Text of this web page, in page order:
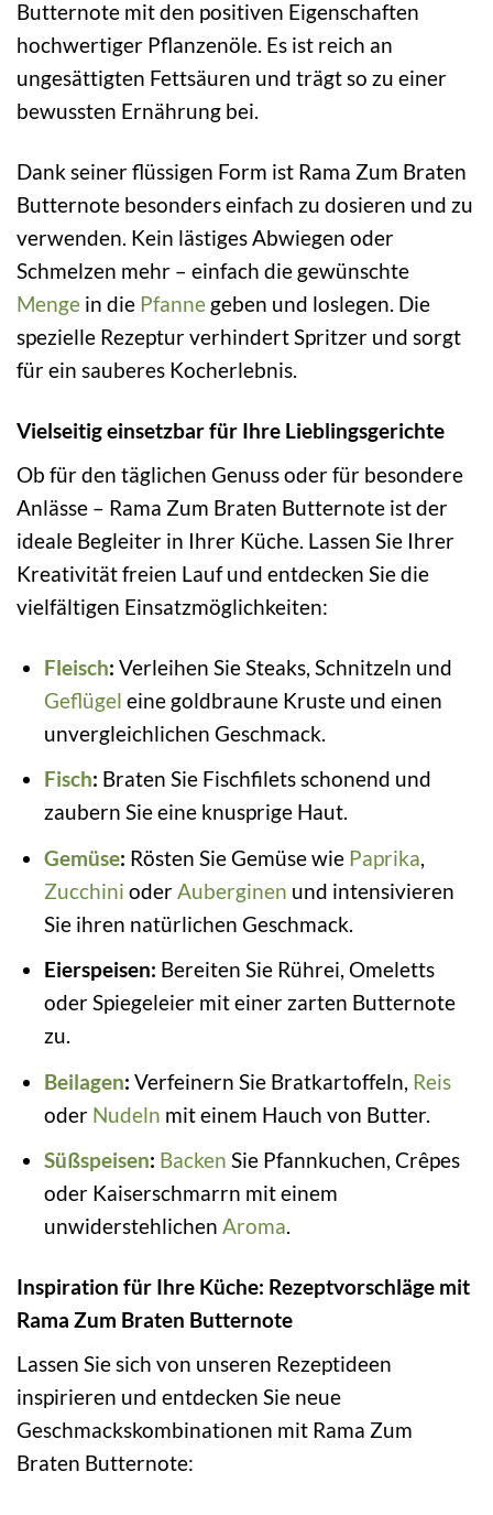
Butternote mit den positiven Eigenschaften
hochwertiger Pflanzenöle. Es ist reich an
ungesättigten Fettsäuren und trägt so zu einer
bewussten Ernährung bei.
Dank seiner flüssigen Form ist Rama Zum Braten
Butternote besonders einfach zu dosieren und zu
verwenden. Kein lästiges Abwiegen oder
Schmelzen mehr – einfach die gewünschte
Menge in die Pfanne geben und loslegen. Die
spezielle Rezeptur verhindert Spritzer und sorgt
für ein sauberes Kocherlebnis.
Vielseitig einsetzbar für Ihre Lieblingsgerichte
Ob für den täglichen Genuss oder für besondere
Anlässe – Rama Zum Braten Butternote ist der
ideale Begleiter in Ihrer Küche. Lassen Sie Ihrer
Kreativität freien Lauf und entdecken Sie die
vielfältigen Einsatzmöglichkeiten:
Fleisch: Verleihen Sie Steaks, Schnitzeln und
Geflügel eine goldbraune Kruste und einen
unvergleichlichen Geschmack.
Fisch: Braten Sie Fischfilets schonend und
zaubern Sie eine knusprige Haut.
Gemüse: Rösten Sie Gemüse wie Paprika
Zucchini oder Auberginen und intensivieren
Sie ihren natürlichen Geschmack.
Eierspeisen: Bereiten Sie Rührei, Omeletts
oder Spiegeleier mit einer zarten Butternote
zu.
Beilagen: Verfeinern Sie Bratkartoffeln, Reis
oder Nudeln mit einem Hauch von Butter.
Süßspeisen: Backen Sie Pfannkuchen, Crêpes
oder Kaiserschmarrn mit einem
unwiderstehlichen Aroma.
Inspiration für Ihre Küche: Rezeptvorschläge mit
Rama Zum Braten Butternote
Lassen Sie sich von unseren Rezeptideen
inspirieren und entdecken Sie neue
Geschmackskombinationen mit Rama Zum
Braten Butternote: